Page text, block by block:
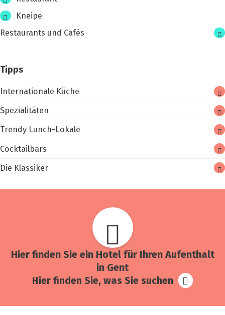
no­
mie
Kneipe
Restaurants und Cafés
Tipps
Internationale Küche
Spezialitäten
Trendy Lunch-Lokale
Cocktailbars
Die Klassiker
Hier fin­den Sie ein Hotel für Ihren Auf­ent­halt
in Gent
Hier finden Sie, was Sie suchen